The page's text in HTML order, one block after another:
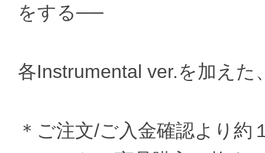
をする──
各Instrumental ver.を加えた
＊ご注文/ご入金確認より